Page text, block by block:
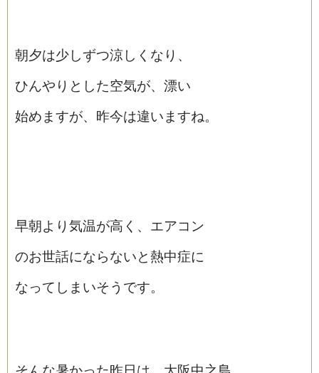
朝夕は少しずつ涼しくなり、
ひんやりとした空気が、漂い
始めますが、昨今は違いますね。
早朝より気温が高く、エアコン
のお世話にならないと熱中症に
なってしまいそうです。